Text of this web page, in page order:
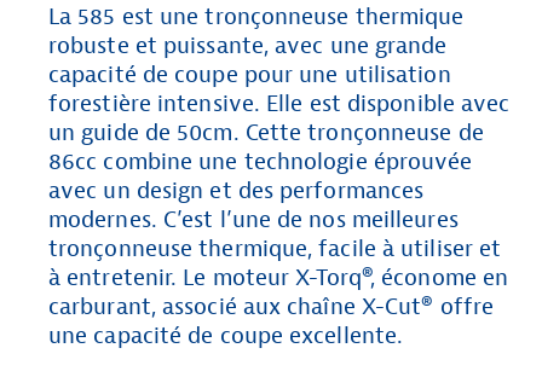
La 585 est une tronçonneuse thermique
robuste et puissante, avec une grande
capacité de coupe pour une utilisation
forestière intensive. Elle est disponible avec
un guide de 50cm. Cette tronçonneuse de
86cc combine une technologie éprouvée
avec un design et des performances
modernes. C’est l’une de nos meilleures
tronçonneuse thermique, facile à utiliser et
à entretenir. Le moteur X-Torq®, économe en
carburant, associé aux chaîne X-Cut® offre
une capacité de coupe excellente.